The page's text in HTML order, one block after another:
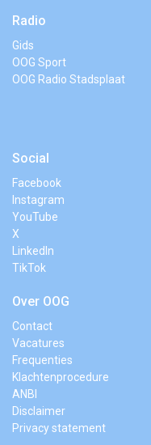
Radio
Gids
OOG Sport
OOG Radio Stadsplaat
Social
Facebook
Instagram
YouTube
X
LinkedIn
TikTok
Over OOG
Contact
Vacatures
Frequenties
Klachtenprocedure
ANBI
Disclaimer
Privacy statement